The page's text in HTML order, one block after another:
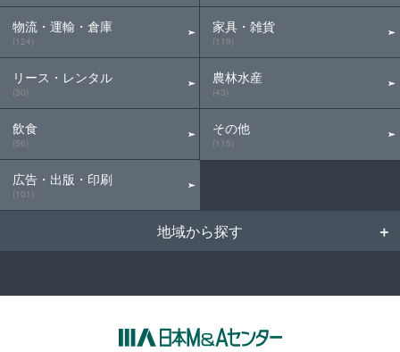
物流・運輸・倉庫
(124)
リース・レンタル
(30)
飲食
(56)
広告・出版・印刷
(101)
家具・雑貨
(119)
農林水産
(43)
その他
(115)
地域から探す